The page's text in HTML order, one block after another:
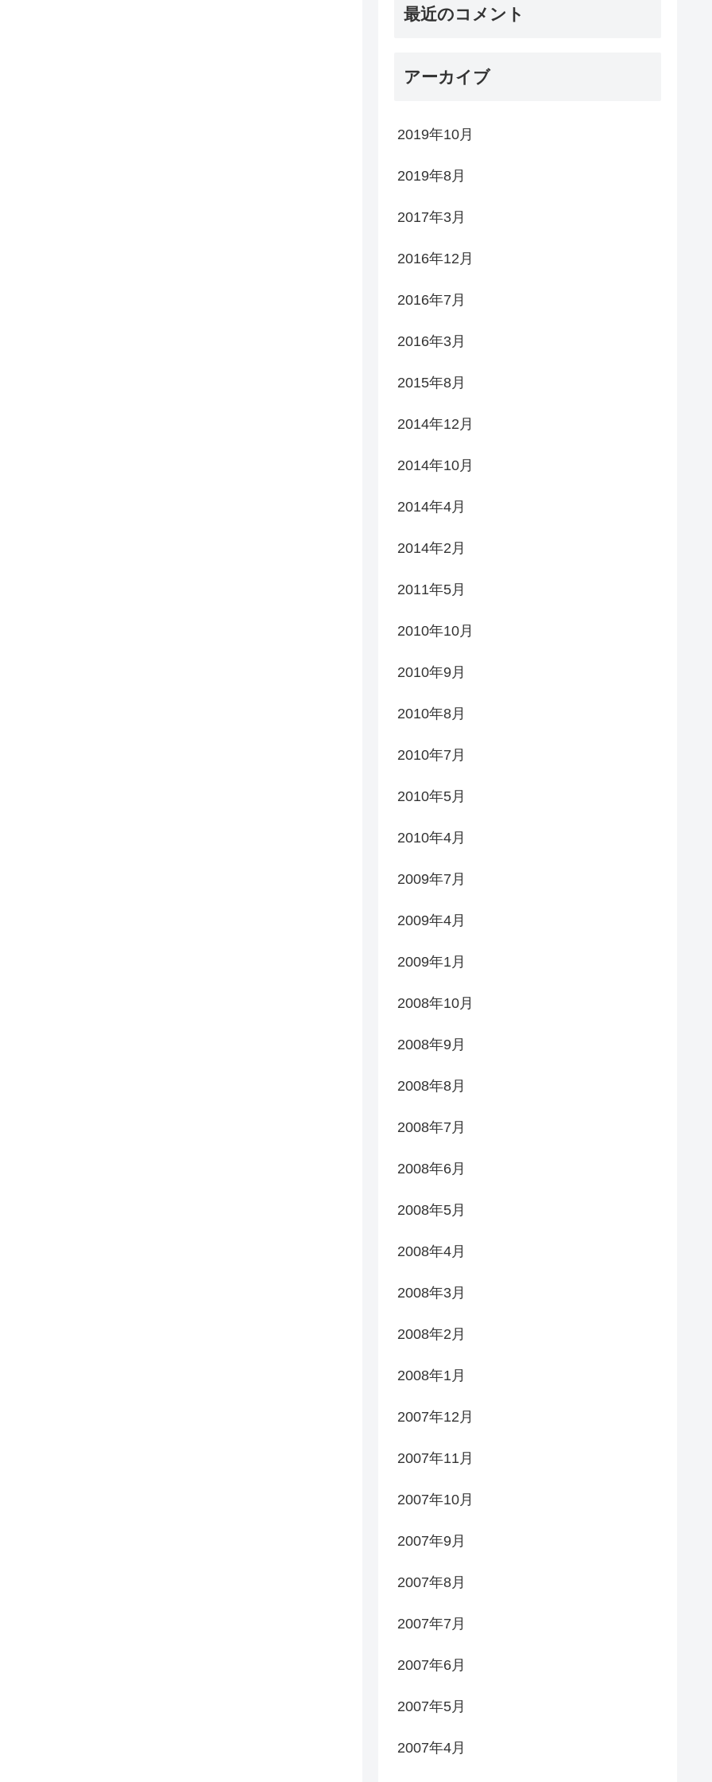
最近のコメント
アーカイブ
2019年10月
2019年8月
2017年3月
2016年12月
2016年7月
2016年3月
2015年8月
2014年12月
2014年10月
2014年4月
2014年2月
2011年5月
2010年10月
2010年9月
2010年8月
2010年7月
2010年5月
2010年4月
2009年7月
2009年4月
2009年1月
2008年10月
2008年9月
2008年8月
2008年7月
2008年6月
2008年5月
2008年4月
2008年3月
2008年2月
2008年1月
2007年12月
2007年11月
2007年10月
2007年9月
2007年8月
2007年7月
2007年6月
2007年5月
2007年4月